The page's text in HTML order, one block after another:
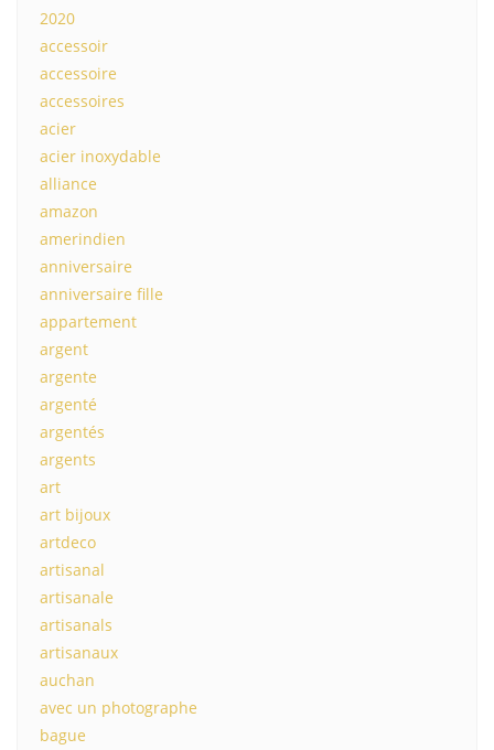
2020
accessoir
accessoire
accessoires
acier
acier inoxydable
alliance
amazon
amerindien
anniversaire
anniversaire fille
appartement
argent
argente
argenté
argentés
argents
art
art bijoux
artdeco
artisanal
artisanale
artisanals
artisanaux
auchan
avec un photographe
bague